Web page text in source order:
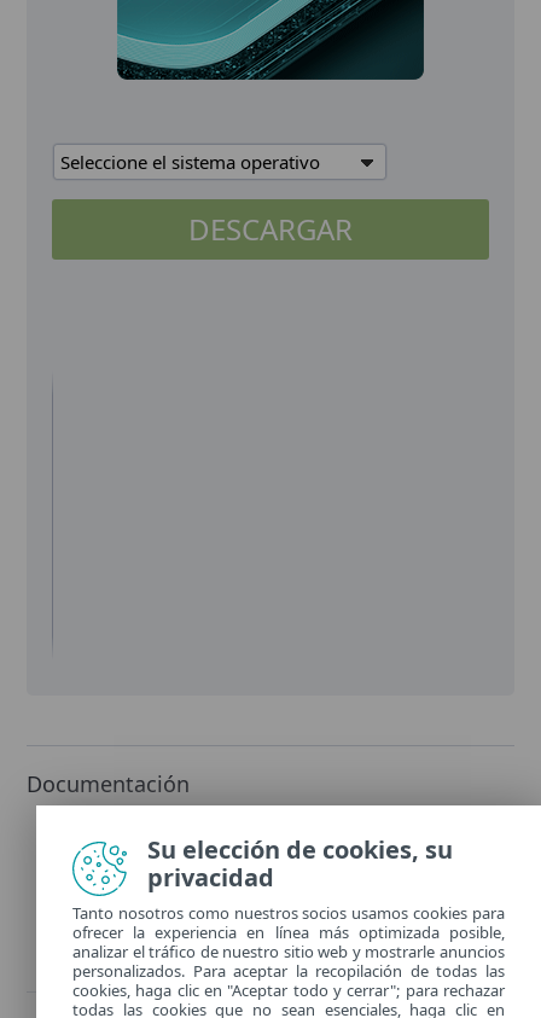
Seleccione el sistema operativo
DESCARGAR
Documentación
Guía del usuario (274 KB)
Su elección de cookies, su
privacidad
Tanto nosotros como nuestros socios usamos cookies para
ofrecer la experiencia en línea más optimizada posible,
analizar el tráfico de nuestro sitio web y mostrarle anuncios
personalizados. Para aceptar la recopilación de todas las
cookies, haga clic en "Aceptar todo y cerrar"; para rechazar
todas las cookies que no sean esenciales, haga clic en